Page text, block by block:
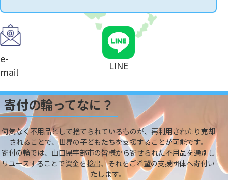
e-
mail
LINE
寄付の輪ってなに？
何気なく不用品として捨てられているものが、再利用されたり売却
されることで、世界の子どもたちを支援することが可能です。
寄付の輪では、山口県宇部市の皆様から寄せられた不用品を選別し
リユースすることで資金を捻出、それをご希望の支援団体へ寄付い
たします。